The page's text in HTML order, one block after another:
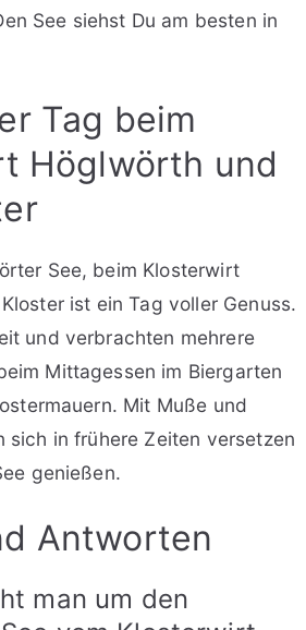
See siehst Du am besten in
Tag beim
Höglwörth und
See, beim Klosterwirt
ist ein Tag voller Genuss.
und verbrachten mehrere
Mittagessen im Biergarten
Mit Muße und
sich in frühere Zeiten versetzen
genießen.
Antworten
man um den